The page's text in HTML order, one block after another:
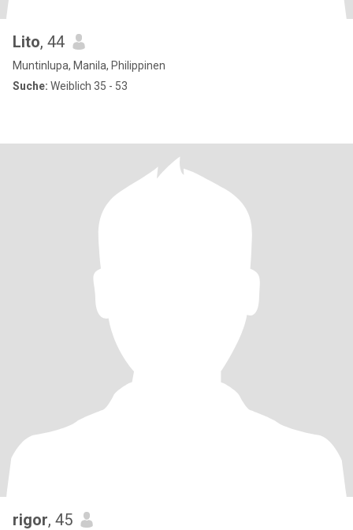
Lito, 44
Muntinlupa, Manila, Philippinen
Suche: Weiblich 35 - 53
rigor, 45